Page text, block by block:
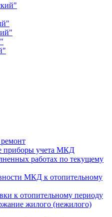
приборы учета МКД
работах по текущему
МКД к отопительному
к отопительному периоду
жилого (нежилого)